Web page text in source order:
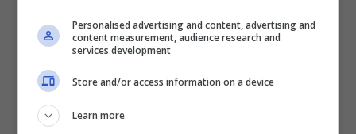
25 euro netti in più al mese per i redditi
Personalised advertising and content, advertising and
content measurement, audience research and
services development
Store and/or access information on a device
Learn more